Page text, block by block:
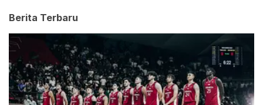
Berita Terbaru